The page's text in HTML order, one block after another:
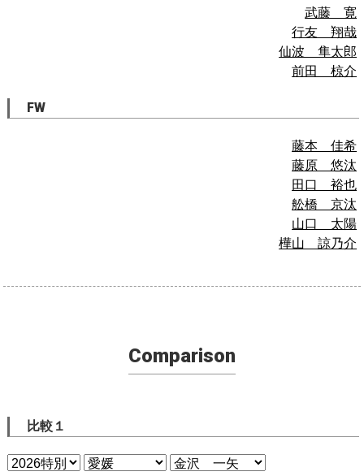
武藤 寛
行友 翔哉
仙波 隼太郎
前田 椋介
FW
藤本 佳希
藤原 悠汰
田口 裕也
舩橋 京汰
山口 太陽
樺山 諒乃介
Comparison
比較１